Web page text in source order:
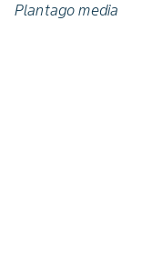
Plantago media